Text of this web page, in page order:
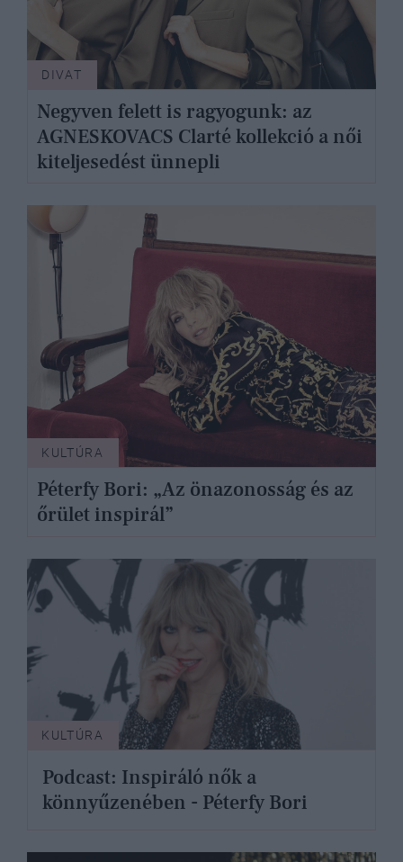
DIVAT
Negyven felett is ragyogunk: az
AGNESKOVACS Clarté kollekció a női
kiteljesedést ünnepli
KULTÚRA
Péterfy Bori: „Az önazonosság és az
őrület inspirál”
KULTÚRA
Podcast: Inspiráló nők a
könnyűzenében - Péterfy Bori